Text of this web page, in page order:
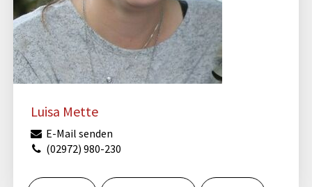
Luisa Mette
E-Mail senden
(02972) 980-230